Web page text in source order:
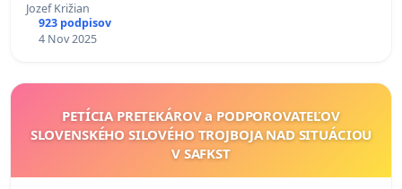
Jozef Križian
923 podpisov
4 Nov 2025
PETÍCIA PRETEKÁROV a PODPOROVATEĽOV
SLOVENSKÉHO SILOVÉHO TROJBOJA NAD SITUÁCIOU
V SAFKST